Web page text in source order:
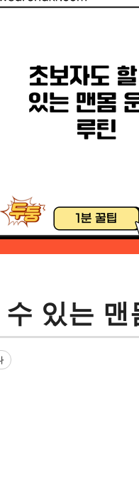
있는 맨